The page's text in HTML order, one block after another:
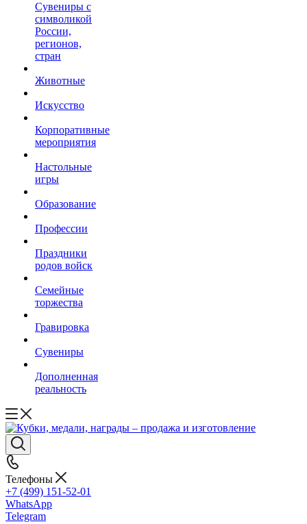
Сувениры с
символикой
России,
регионов,
стран
Животные
Искусство
Корпоративные
мероприятия
Настольные
игры
Образование
Профессии
Праздники
родов войск
Семейные
торжества
Гравировка
Сувениры
Дополненная
реальность
Телефоны
+7 (499) 151-52-01
WhatsApp
Telegram